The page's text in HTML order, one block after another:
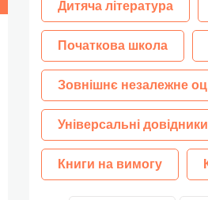
Дитяча література
Початкова школа
Зовнішнє незалежне
Універсальні
Книги на вимогу